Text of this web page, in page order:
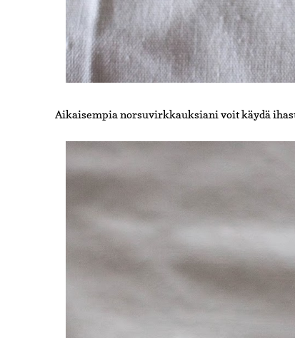
Aikaisempia norsuvirkkauksiani voit käydä